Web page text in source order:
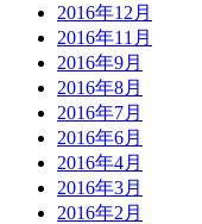
2016年12月
2016年11月
2016年9月
2016年8月
2016年7月
2016年6月
2016年4月
2016年3月
2016年2月